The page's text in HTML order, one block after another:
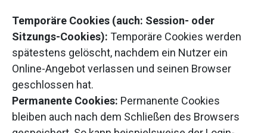
Temporäre Cookies (auch: Session- oder
Sitzungs-Cookies): Temporäre Cookies werden
spätestens gelöscht, nachdem ein Nutzer ein
Online-Angebot verlassen und seinen Browser
geschlossen hat.
Permanente Cookies: Permanente Cookies
bleiben auch nach dem Schließen des Browsers